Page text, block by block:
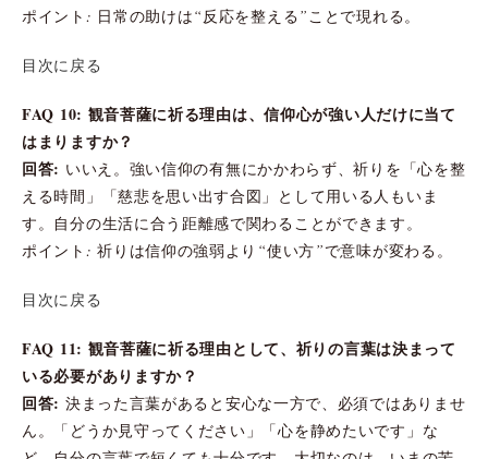
ポイント: 日常の助けは“反応を整える”ことで現れる。
目次に戻る
FAQ 10: 観音菩薩に祈る理由は、信仰心が強い人だけに当て
はまりますか？
回答: いいえ。強い信仰の有無にかかわらず、祈りを「心を整
える時間」「慈悲を思い出す合図」として用いる人もいま
す。自分の生活に合う距離感で関わることができます。
ポイント: 祈りは信仰の強弱より“使い方”で意味が変わる。
目次に戻る
FAQ 11: 観音菩薩に祈る理由として、祈りの言葉は決まって
いる必要がありますか？
回答: 決まった言葉があると安心な一方で、必須ではありませ
ん。「どうか見守ってください」「心を静めたいです」な